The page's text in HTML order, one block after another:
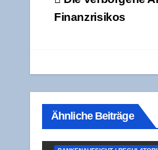
Finanzrisikos
Ähnliche Beiträge